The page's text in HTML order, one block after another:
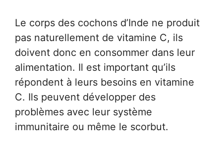
Le corps des cochons d’Inde ne produit
pas naturellement de vitamine C, ils
doivent donc en consommer dans leur
alimentation. Il est important qu’ils
répondent à leurs besoins en vitamine
C. Ils peuvent développer des
problèmes avec leur système
immunitaire ou même le scorbut.